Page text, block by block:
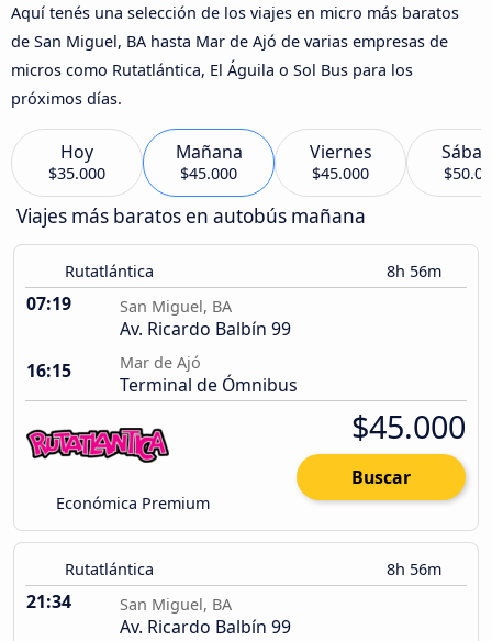
Aquí tenés una selección de los viajes en micro más baratos
de San Miguel, BA hasta Mar de Ajó de varias empresas de
micros como Rutatlántica, El Águila o Sol Bus para los
próximos días.
Hoy
$35.000
Mañana
$45.000
Viernes
$45.000
Viajes más baratos en autobús mañana
Rutatlántica 8h 56m
07:19 San Miguel, BA
Av. Ricardo Balbín 99
16:15
Mar de Ajó
Terminal de Ómnibus
Económica Premium
$45.000
Buscar
Rutatlántica 8h 56m
21:34 San Miguel, BA
Av. Ricardo Balbín 99